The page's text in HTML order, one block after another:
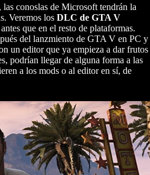
conoslas de Microsoft tendrán la
Veremos los DLC de GTA V
antes que en el resto de plataformas.
del lanzmiento de GTA V en PC y
un editor que ya empieza a dar frutos
podrían llegar de alguna forma a las
a los mods o al editor en sí, de